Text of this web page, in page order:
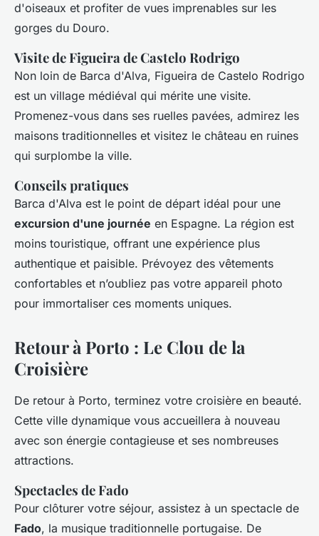
d'oiseaux et profiter de vues imprenables sur les
gorges du Douro.
Visite de Figueira de Castelo Rodrigo
Non loin de Barca d'Alva, Figueira de Castelo Rodrigo
est un village médiéval qui mérite une visite.
Promenez-vous dans ses ruelles pavées, admirez les
maisons traditionnelles et visitez le château en ruines
qui surplombe la ville.
Conseils pratiques
Barca d'Alva est le point de départ idéal pour une
excursion d'une journée en Espagne. La région est
moins touristique, offrant une expérience plus
authentique et paisible. Prévoyez des vêtements
confortables et n’oubliez pas votre appareil photo
pour immortaliser ces moments uniques.
Retour à Porto : Le Clou de la
Croisière
De retour à Porto, terminez votre croisière en beauté.
Cette ville dynamique vous accueillera à nouveau
avec son énergie contagieuse et ses nombreuses
attractions.
Spectacles de Fado
Pour clôturer votre séjour, assistez à un spectacle de
Fado, la musique traditionnelle portugaise. De